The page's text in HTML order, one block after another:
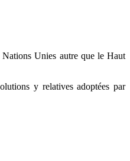
Unies autre que le Haut
y relatives adoptées par